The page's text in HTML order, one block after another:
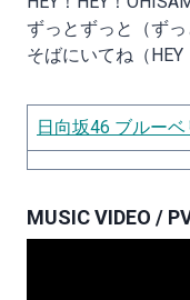
ずっとずっと（ずっ
そばにいてね（HEY
日向坂46 ブルー
MUSIC VIDEO /